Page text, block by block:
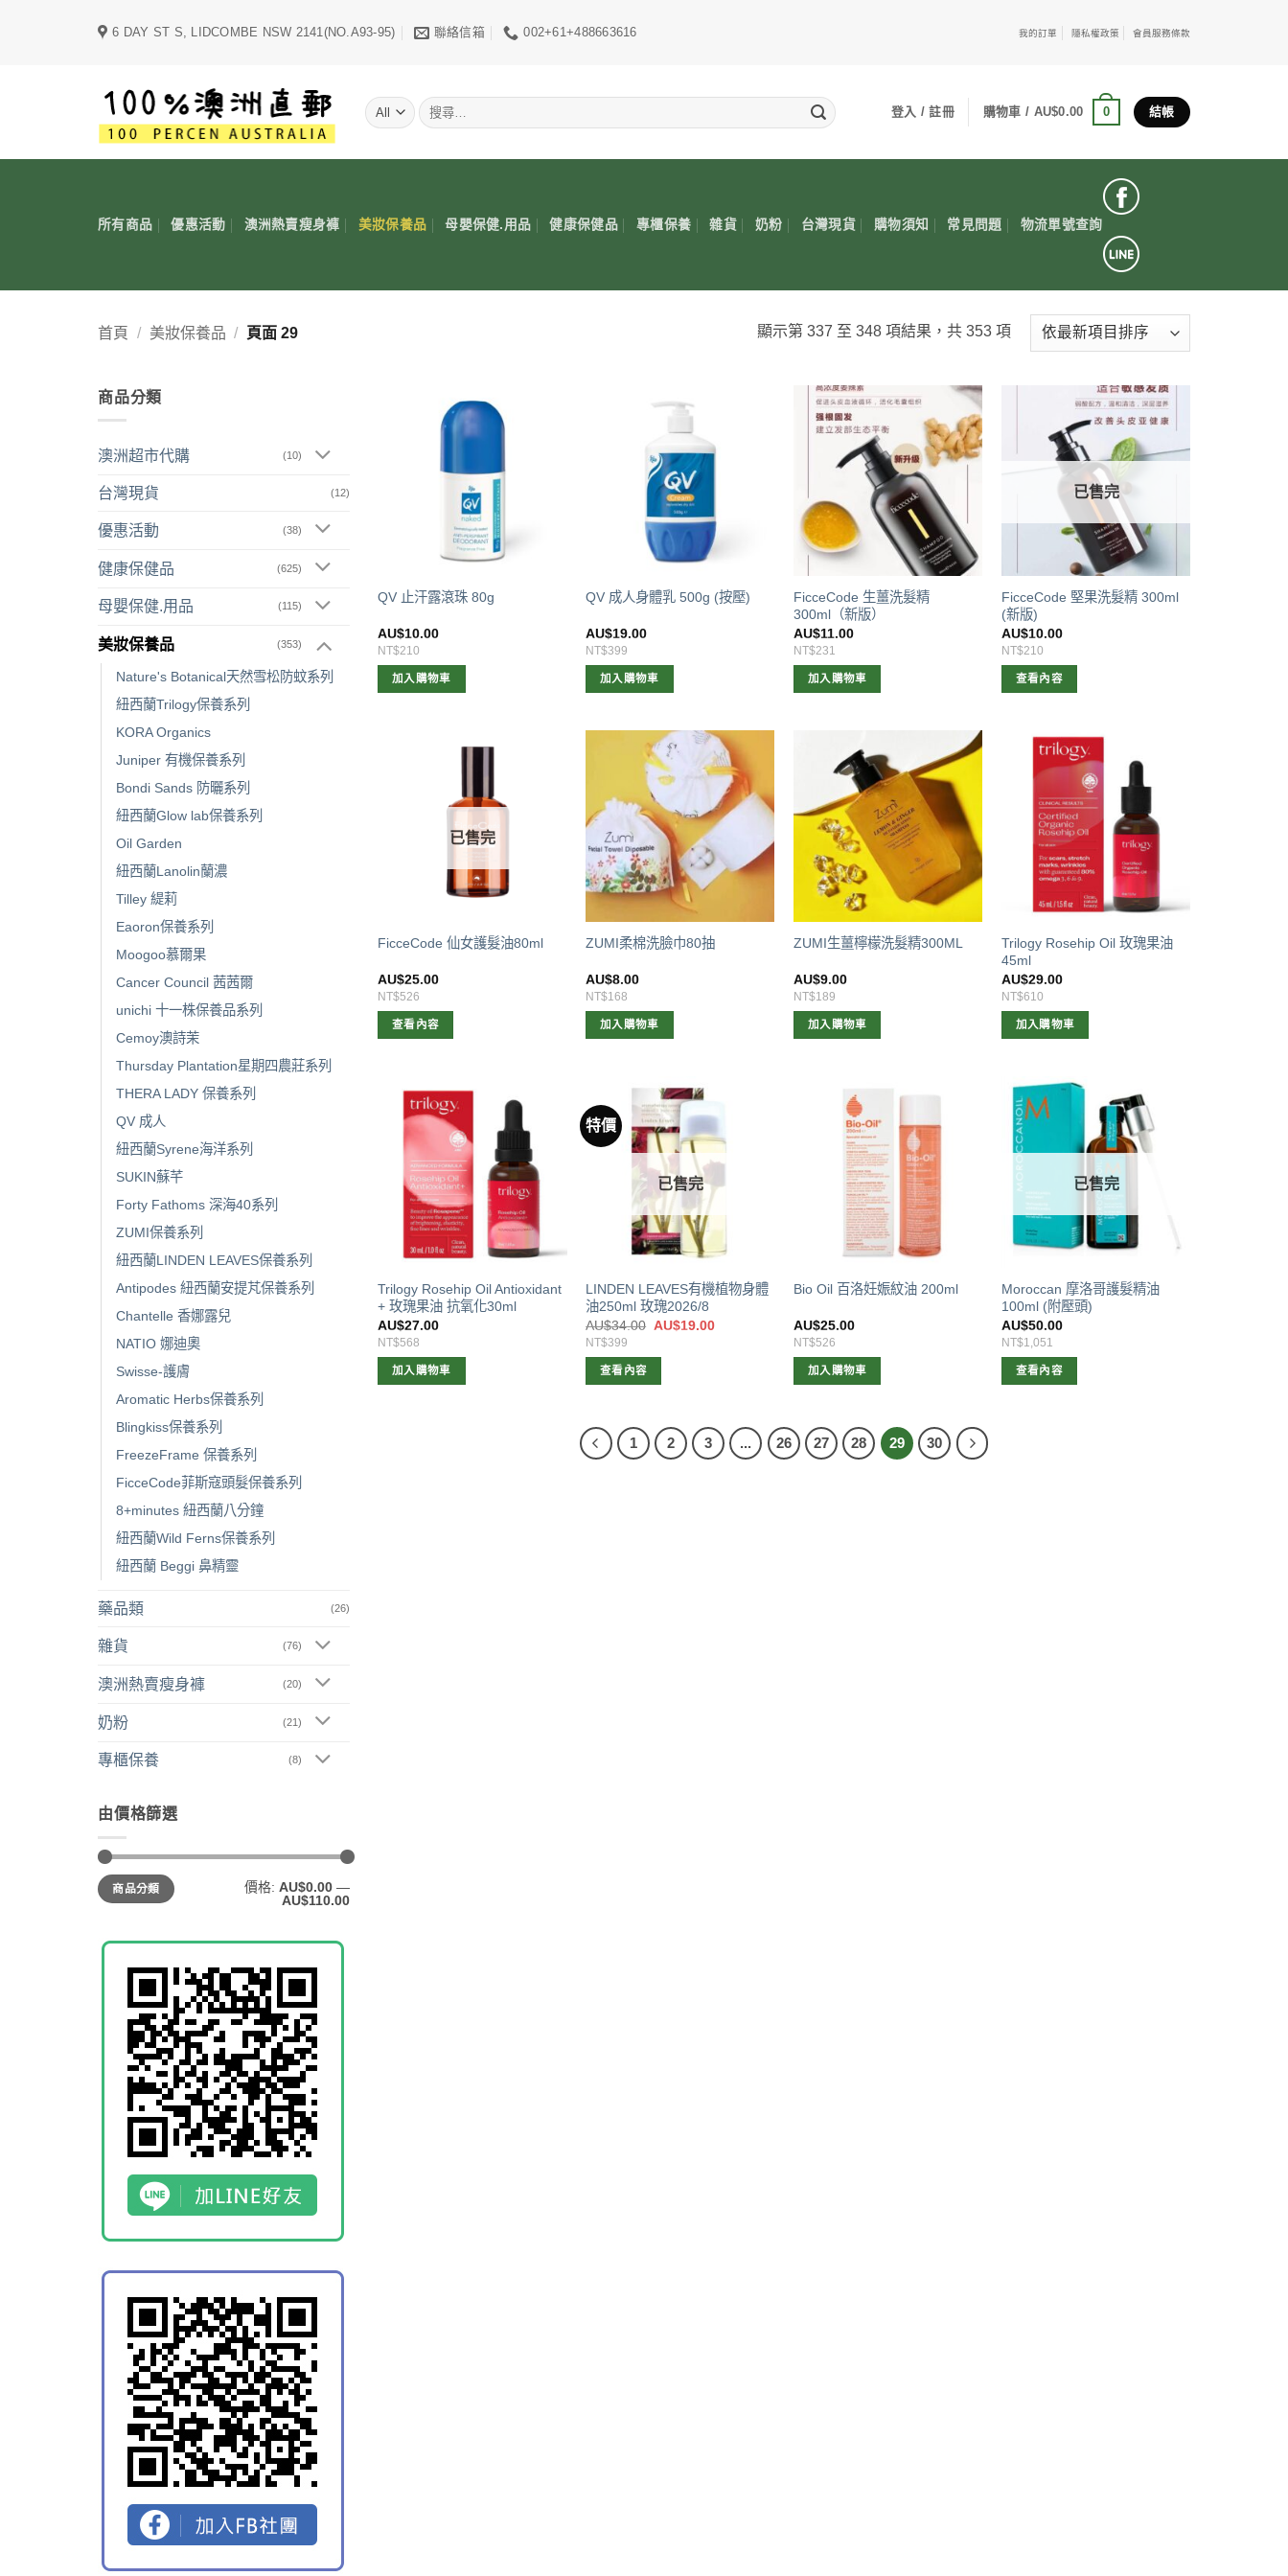
6 DAY ST S, LIDCOMBE NSW 2141(NO.A93-95) 聯絡信箱 002+61+488663616 我的訂單 隱私權政策 會員服務條款
搜
尋
鍵
登入 / 註冊 購物車 / AU$0.00 0 結帳
所有商品 優惠活動 澳洲熱賣瘦身褲 美妝保養品 母嬰保健.用品 健康保健品 專櫃保養 雜貨 奶粉 台灣現貨 購物須知 常見問題 物流單號查詢
首頁 / 美妝保養品 / 頁面 29 顯示第 337 至 348 項結果，共 353 項
商品分類
澳洲超市代購 (10)
台灣現貨 (12)
優惠活動 (38)
健康保健品 (625)
母嬰保健.用品 (115)
美妝保養品 (353)
Nature's Botanical天然雪松防蚊系列
紐西蘭Trilogy保養系列
KORA Organics
Juniper 有機保養系列
Bondi Sands 防曬系列
紐西蘭Glow lab保養系列
Oil Garden
紐西蘭Lanolin蘭濃
Tilley 緹莉
Eaoron保養系列
Moogoo慕爾果
Cancer Council 茜茜爾
unichi 十一株保養品系列
Cemoy澳詩茉
Thursday Plantation星期四農莊系列
THERA LADY 保養系列
QV 成人
紐西蘭Syrene海洋系列
SUKIN蘇芊
Forty Fathoms 深海40系列
ZUMI保養系列
紐西蘭LINDEN LEAVES保養系列
Antipodes 紐西蘭安提芃保養系列
Chantelle 香娜露兒
NATIO 娜迪奧
Swisse-護膚
Aromatic Herbs保養系列
Blingkiss保養系列
FreezeFrame 保養系列
FicceCode菲斯寇頭髮保養系列
8+minutes 紐西蘭八分鐘
紐西蘭Wild Ferns保養系列
紐西蘭 Beggi 鼻精靈
藥品類 (26)
雜貨 (76)
澳洲熱賣瘦身褲 (20)
奶粉 (21)
專櫃保養 (8)
由價格篩選
最
低
價
最
高
價
商品分類 價格: AU$0.00—
AU$110.00
QV 止汗露滾珠 80g
AU$10.00
NT$210
加入購物車
QV 成人身體乳 500g (按壓)
AU$19.00
NT$399
加入購物車
FicceCode 生薑洗髮精
300ml（新版）
AU$11.00
NT$231
加入購物車
已售完
FicceCode 堅果洗髮精 300ml
(新版)
AU$10.00
NT$210
查看內容
已售完
FicceCode 仙女護髮油80ml
AU$25.00
NT$526
查看內容
ZUMI柔棉洗臉巾80抽
AU$8.00
NT$168
加入購物車
ZUMI生薑檸檬洗髮精300ML
AU$9.00
NT$189
加入購物車
Trilogy Rosehip Oil 玫瑰果油
45ml
AU$29.00
NT$610
加入購物車
Trilogy Rosehip Oil Antioxidant
+ 玫瑰果油 抗氧化30ml
AU$27.00
NT$568
加入購物車
特價
已售完
LINDEN LEAVES有機植物身體
油250ml 玫瑰2026/8
AU$34.00 原
AU$19.00目
NT$399
查看內容
Bio Oil 百洛妊娠紋油 200ml
AU$25.00
NT$526
加入購物車
已售完
Moroccan 摩洛哥護髮精油
100ml (附壓頭)
AU$50.00
NT$1,051
查看內容
1 2 3 ... 26 27 28 29 30